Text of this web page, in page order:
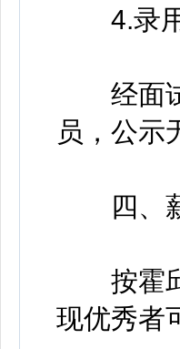
4.录用
经面试
员，公示
四、薪
按霍邱
现优秀者